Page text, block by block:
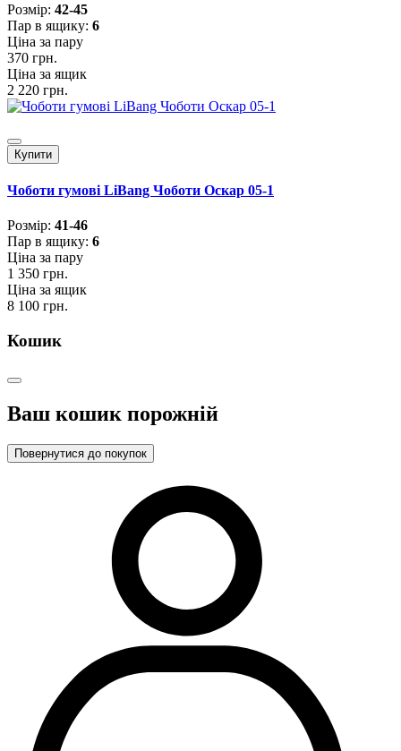
Розмiр: 42-45
Пар в ящику: 6
Ціна за пару
370 грн.
Ціна за ящик
2 220 грн.
Купити
Чоботи гумові LiBang Чоботи Оскар 05-1
Розмiр: 41-46
Пар в ящику: 6
Ціна за пару
1 350 грн.
Ціна за ящик
8 100 грн.
Кошик
Ваш кошик порожній
Повернутися до покупок